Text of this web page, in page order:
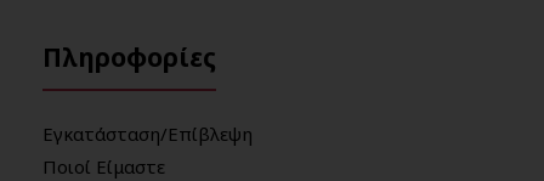
Πληροφορίες
Εγκατάσταση/Επίβλεψη
Ποιοί Είμαστε